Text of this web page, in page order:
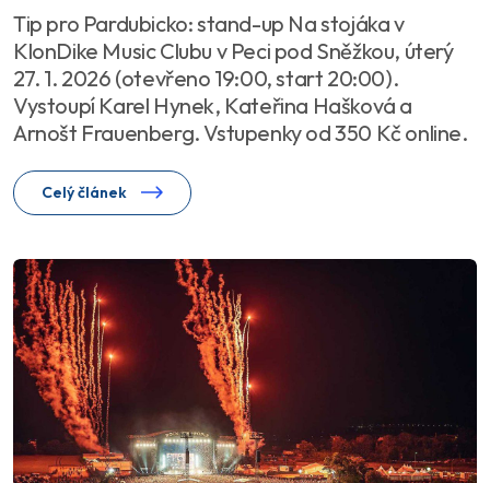
Tip pro Pardubicko: stand-up Na stojáka v
KlonDike Music Clubu v Peci pod Sněžkou, úterý
27. 1. 2026 (otevřeno 19:00, start 20:00).
Vystoupí Karel Hynek, Kateřina Hašková a
Arnošt Frauenberg. Vstupenky od 350 Kč online.
Celý článek